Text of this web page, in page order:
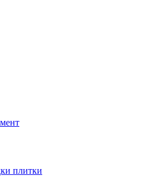
плитки